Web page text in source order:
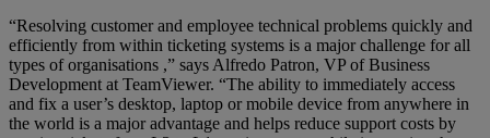
“Resolving customer and employee technical problems quickly and
efficiently from within ticketing systems is a major challenge for all
types of organisations ,” says Alfredo Patron, VP of Business
Development at TeamViewer. “The ability to immediately access
and fix a user’s desktop, laptop or mobile device from anywhere in
the world is a major advantage and helps reduce support costs by